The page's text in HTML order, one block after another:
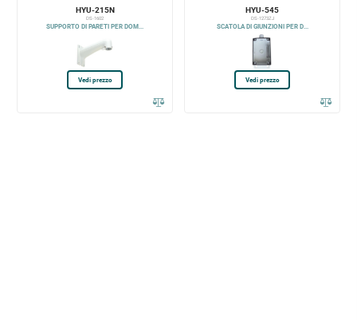
HYU-215N
DS-1602
SUPPORTO DI PARETI PER DOM...
Vedi prezzo
HYU-545
DS-1273ZJ
SCATOLA DI GIUNZIONI PER D...
Vedi prezzo